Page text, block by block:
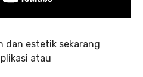
dan estetik sekarang
atau